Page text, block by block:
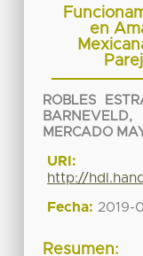
en
ROBLES
MERCADO
URI:
http://
Fecha: 2019-
Resumen: